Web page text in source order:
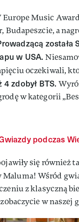
Music
Budapeszcie, a
została
w USA.
oczekiwali,
zdobył BTS.
w kategorii
podczas
się również
Maluma! Wśród
z klasyczną
w naszej